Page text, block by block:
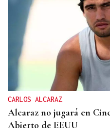
CARLOS ALCARAZ
Alcaraz no jugará en
Abierto de EEUU